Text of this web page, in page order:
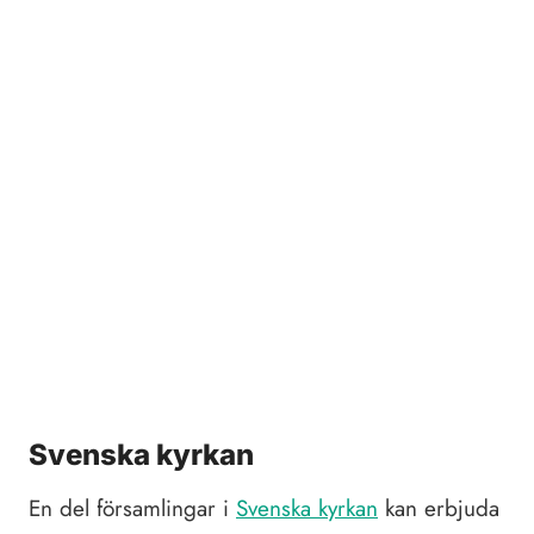
Svenska kyrkan
En del församlingar i Svenska kyrkan kan erbjuda